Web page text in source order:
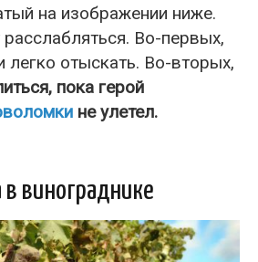
на изображении ниже.
Во-первых,
легко отыскать. Во-вторых,
пока герой
не улетел.
в винограднике